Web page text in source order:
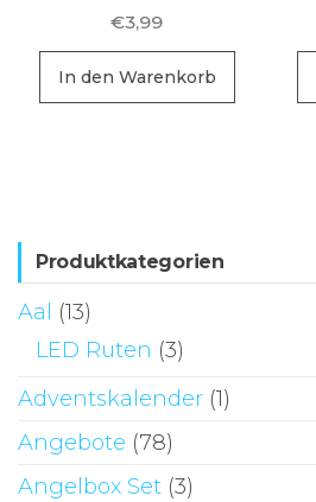
€3,99
In den Warenkorb
Produktkategorien
Aal
(13)
LED Ruten (3)
Adventskalender (1)
Angebote (78)
Angelbox Set (3)